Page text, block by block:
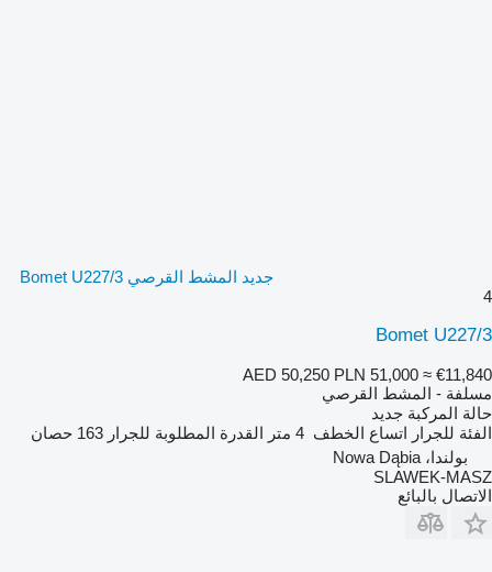
جديد المشط القرصي Bomet U227/3
4
Bomet U227/3
AED 50,250 PLN 51,000 ≈ €11,840
مسلفة - المشط القرصي
حالة المركبة جديد
الفئة للجرار اتساع الخطف 4 متر القدرة المطلوبة للجرار 163 حصان
بولندا، Nowa Dąbia
SLAWEK-MASZ
الاتصال بالبائع